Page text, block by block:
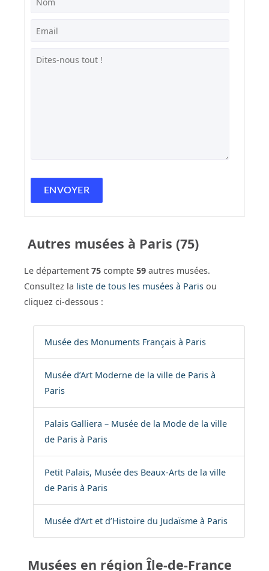
Autres musées à Paris (75)
Le département 75 compte 59 autres musées.
Consultez la liste de tous les musées à Paris ou
cliquez ci-dessous :
Musée des Monuments Français à Paris
Musée d’Art Moderne de la ville de Paris à
Paris
Palais Galliera – Musée de la Mode de la ville
de Paris à Paris
Petit Palais, Musée des Beaux-Arts de la ville
de Paris à Paris
Musée d’Art et d’Histoire du Judaïsme à Paris
Musées en région Île-de-France